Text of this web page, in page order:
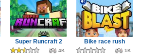
Super Runcraft 2
4K
Bike race rush
1K